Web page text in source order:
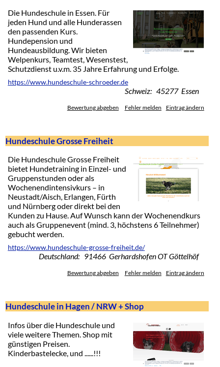
Die Hundeschule in Essen. Für
jeden Hund und alle Hunderassen
den passenden Kurs.
Hundepension und
Hundeausbildung. Wir bieten
Welpenkurs, Teamtest, Wesenstest,
Schutzdienst u.v.m. 35 Jahre Erfahrung und Erfolge.
https://www.hundeschule-schroeder.de
Schweiz: 45277 Essen
Bewertung abgeben Fehler melden Eintrag ändern
Hundeschule Grosse Freiheit
Die Hundeschule Grosse Freiheit
bietet Hundetraining in Einzel- und
Gruppenstunden oder als
Wochenendintensivkurs – in
Neustadt/Aisch, Erlangen, Fürth
und Nürnberg oder direkt bei den
Kunden zu Hause. Auf Wunsch kann der Wochenendkurs
auch als Gruppenevent (mind. 3, höchstens 6 Teilnehmer)
gebucht werden.
https://www.hundeschule-grosse-freiheit.de/
Deutschland: 91466 Gerhardshofen OT Göttelhöf
Bewertung abgeben Fehler melden Eintrag ändern
Hundeschule in Hagen / NRW + Shop
Infos über die Hundeschule und
viele weitere Themen. Shop mit
günstigen Preisen.
Kinderbastelecke, und ......!!!